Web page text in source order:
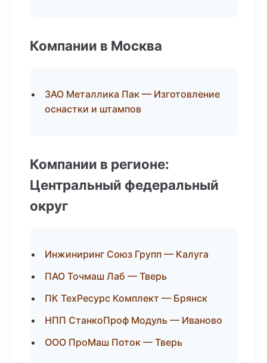
Компании в Москва
ЗАО Металлика Пак — Изготовление
оснастки и штампов
Компании в регионе:
Центральный федеральный
округ
Инжиниринг Союз Групп — Калуга
ПАО Точмаш Лаб — Тверь
ПК ТехРесурс Комплект — Брянск
НПП СтанкоПроф Модуль — Иваново
ООО ПроМаш Поток — Тверь